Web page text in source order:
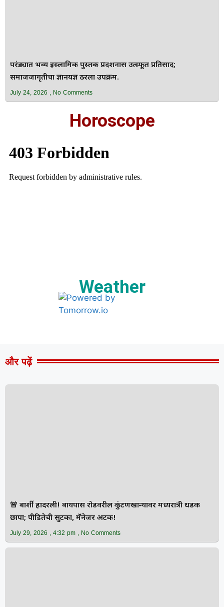
परंड्यात भव्य इस्लामिक पुस्तक प्रदर्शनास उत्स्फूर्त प्रतिसाद;
समाजजागृतीचा ज्ञानयज्ञ ठरला उपक्रम.
July 24, 2026 No Comments
Horoscope
Weather
और पढ़ें
🚨 बार्शी हादरली! बायपास रोडवरील कुंटणखान्यावर मध्यरात्री धडक
छापा; पीडितेची सुटका, मॅनेजर अटक!
July 29, 2026 4:32 pm No Comments